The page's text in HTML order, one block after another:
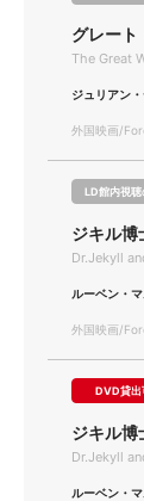
グレート
The Great
ジュリアン
外国映画/
LD館内視聴
ジキル博
Dr.Jekyll
ルーベン・
外国映画/
DVD貸出
ジキル博
Dr.Jekyll
ルーベン・